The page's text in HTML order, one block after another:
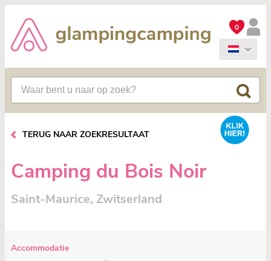
0
TERUG NAAR ZOEKRESULTAAT
Camping du Bois Noir
Saint-Maurice, Zwitserland
Accommodatie